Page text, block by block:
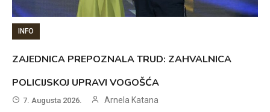
INFO
ZAJEDNICA PREPOZNALA TRUD: ZAHVALNICA
POLICIJSKOJ UPRAVI VOGOŠĆA
7. Augusta 2026. Arnela Katana